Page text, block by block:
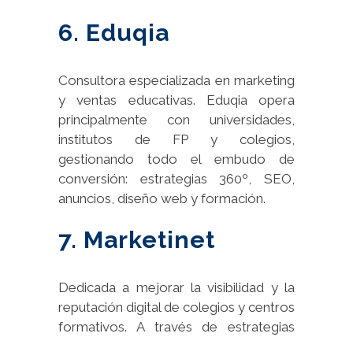
6. Eduqia
Consultora especializada en marketing
y ventas educativas. Eduqia opera
principalmente con universidades,
institutos de FP y colegios,
gestionando todo el embudo de
conversión: estrategias 360º, SEO,
anuncios, diseño web y formación.
7. Marketinet
Dedicada a mejorar la visibilidad y la
reputación digital de colegios y centros
formativos. A través de estrategias